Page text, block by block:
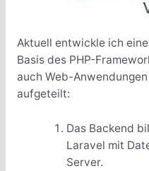
Aktuell entwickle ich
Basis des PHP-
auch Web-
aufgeteilt:
Das Backend
Laravel mit
Server.